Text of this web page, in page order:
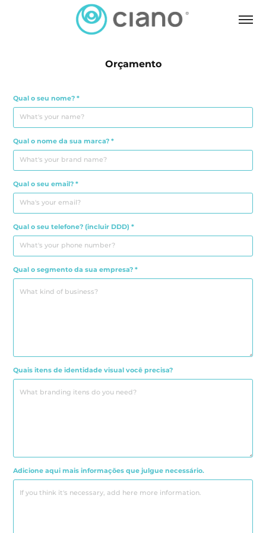
Orçamento
Qual o seu nome? *
Qual o nome da sua marca? *
Qual o seu email? *
Qual o seu telefone? (incluir DDD) *
Qual o segmento da sua empresa? *
Quais itens de identidade visual você precisa?
Adicione aqui mais informações que julgue necessário.